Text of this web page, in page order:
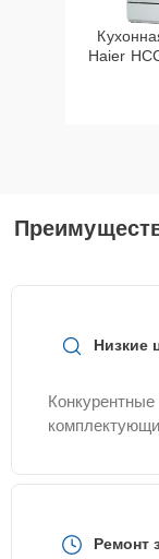
Haier
Низкие
Ремонт